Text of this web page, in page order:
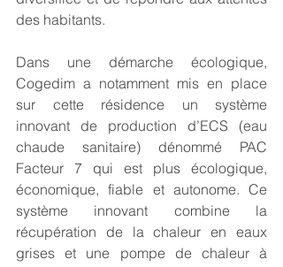
des habitants.
Dans une démarche écologique,
Cogedim a notamment mis en place
sur cette résidence un système
innovant de production d’ECS (eau
chaude sanitaire) dénommé PAC
Facteur 7 qui est plus écologique,
économique, fiable et autonome. Ce
système innovant combine la
récupération de la chaleur en eaux
grises et une pompe de chaleur à